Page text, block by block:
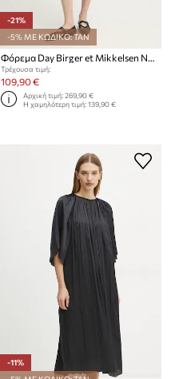
-21%
-5% ΜΕ ΚΩΔΙΚΟ: TAN
Φόρεμα Day Birger et Mikkelsen Noe
Τρέχουσα τιμή:
109,90 €
Αρχική τιμή:269,90 €
Η χαμηλότερη τιμή:139,90 €
-11%